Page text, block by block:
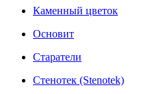
Каменный цветок
Основит
Старатели
Стенотек (Stenotek)